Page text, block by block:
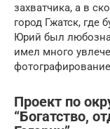
захватчика, а в
город Гжатск, где
Юрий был
имел много
Проект по
“Богатство,